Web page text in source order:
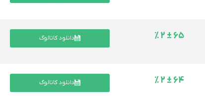
65 ± 2 % دانلود کاتالوگ
64 ± 2 % دانلود کاتالوگ